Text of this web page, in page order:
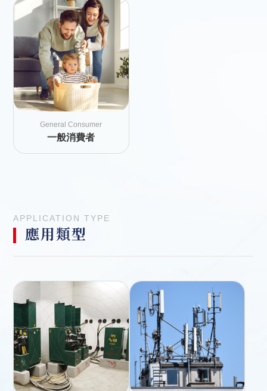
General Consumer
一般消費者
APPLICATION TYPE
應用類型